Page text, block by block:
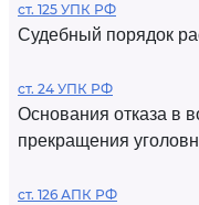
ст. 125 УПК РФ
Судебный порядок
ст. 24 УПК РФ
Основания отказа в
прекращения
ст. 126 АПК РФ